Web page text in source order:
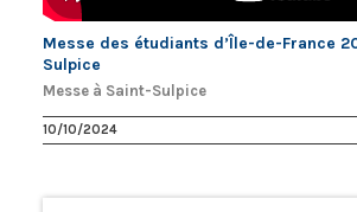
Messe des étudiants d’Île-de-France
Sulpice
Messe à Saint-Sulpice
10/10/2024